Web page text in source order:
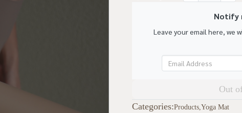
Notify
Leave your email here, we
Out
Categories:Products,Yoga Mat